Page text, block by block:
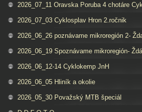
2026_07_11 Oravska Poruba 4 chotáre
2026_07_03 Cyklosplav Hron 2.ročnik
2026_06_26 poznávame mikroregión 2-
2026_06_19 Spoznávame mikroregión-
2026_06_12-14 Cyklokemp JnH
2026_06_05 Hliník a okolie
2026_05_30 Považský MTB špeciál